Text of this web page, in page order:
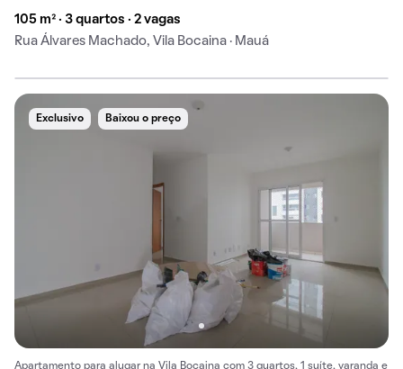
105 m² · 3 quartos · 2 vagas
Rua Álvares Machado, Vila Bocaina · Mauá
Exclusivo Baixou o preço
Apartamento para alugar na Vila Bocaina com 3 quartos, 1 suíte, varanda e